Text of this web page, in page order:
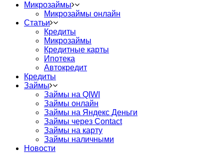
Микрозаймы
Микрозаймы онлайн
Статьи
Кредиты
Микрозаймы
Кредитные карты
Ипотека
Автокредит
Кредиты
Займы
Займы на QIWI
Займы онлайн
Займы на Яндекс Деньги
Займы через Contact
Займы на карту
Займы наличными
Новости